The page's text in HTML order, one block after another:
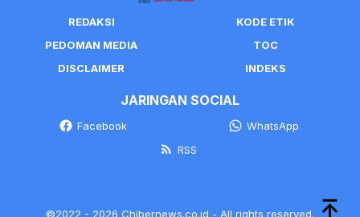
REDAKSI
KODE ETIK
PEDOMAN MEDIA
TOC
DISCLAIMER
INDEKS
JARINGAN SOCIAL
Facebook
WhatsApp
RSS
©2022 - 2026 Chibernews.co.id - All rights reserved.